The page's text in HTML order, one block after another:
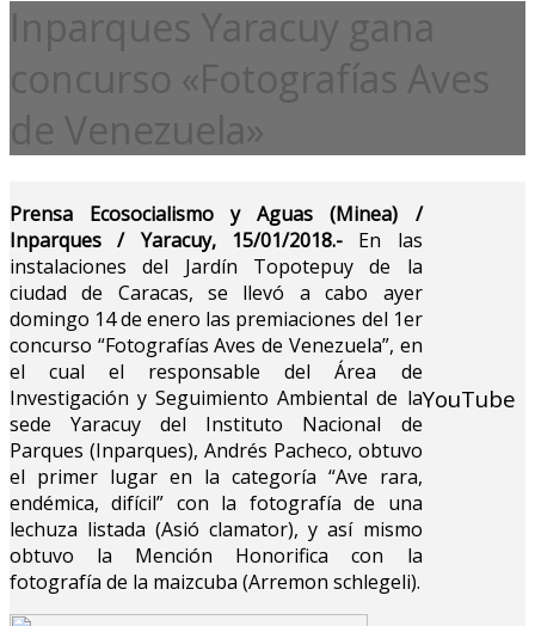
Inparques Yaracuy gana
concurso «Fotografías Aves
de Venezuela»
Prensa Ecosocialismo y Aguas (Minea) /
Inparques / Yaracuy, 15/01/2018.-En las
instalaciones del Jardín Topotepuy de la
ciudad de Caracas, se llevó a cabo ayer
domingo 14 de enero las premiaciones del 1er
concurso “Fotografías Aves de Venezuela”, en
el cual el responsable del Área de
Investigación y Seguimiento Ambiental de la
sede Yaracuy del Instituto Nacional de
Parques (Inparques), Andrés Pacheco, obtuvo
el primer lugar en la categoría “Ave rara,
endémica, difícil” con la fotografía de una
lechuza listada (Asió clamator), y así mismo
obtuvo la Mención Honorifica con la
fotografía de la maizcuba (Arremon schlegeli).
YouTube